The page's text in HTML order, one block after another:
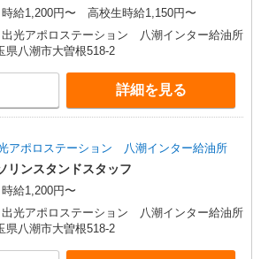
時給1,200円〜 高校生時給1,150円〜
出光アポロステーション 八潮インター給油所
県八潮市大曽根518-2
詳細を見る
アポロステーション 八潮インター給油所
リンスタンドスタッフ
時給1,200円〜
出光アポロステーション 八潮インター給油所
県八潮市大曽根518-2